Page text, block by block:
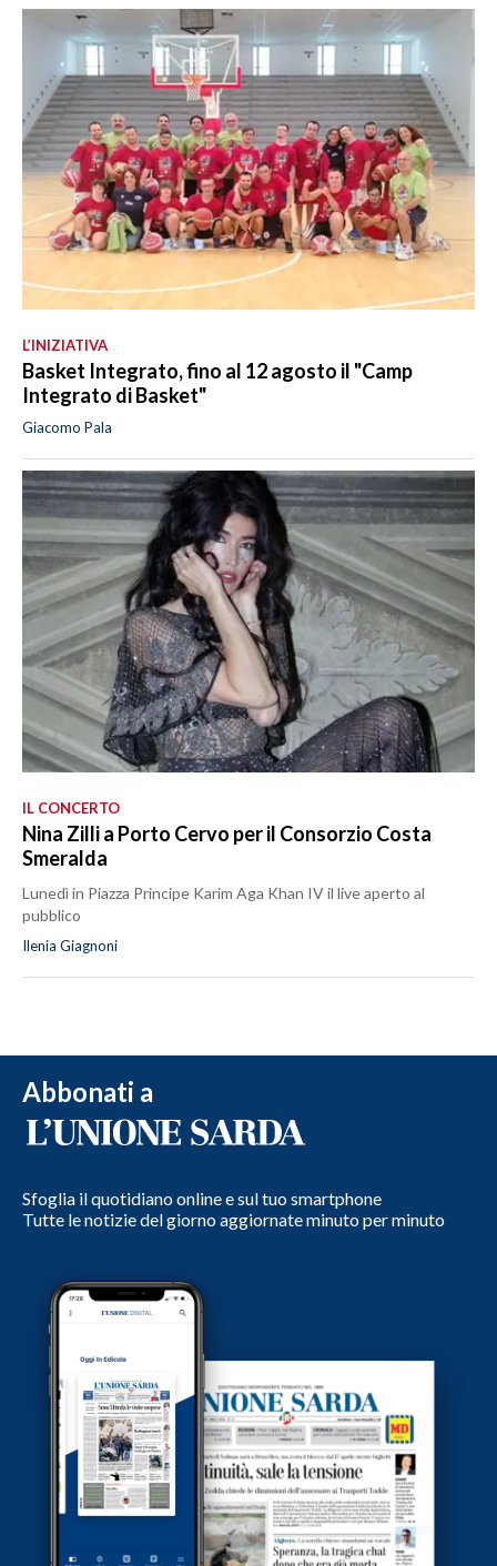
L’INIZIATIVA
Basket Integrato, fino al 12 agosto il "Camp
Integrato di Basket"
Giacomo Pala
IL CONCERTO
Nina Zilli a Porto Cervo per il Consorzio Costa
Smeralda
Lunedì in Piazza Principe Karim Aga Khan IV il live aperto al
pubblico
Ilenia Giagnoni
Abbonati a
Sfoglia il quotidiano online e sul tuo smartphone
Tutte le notizie del giorno aggiornate minuto per minuto